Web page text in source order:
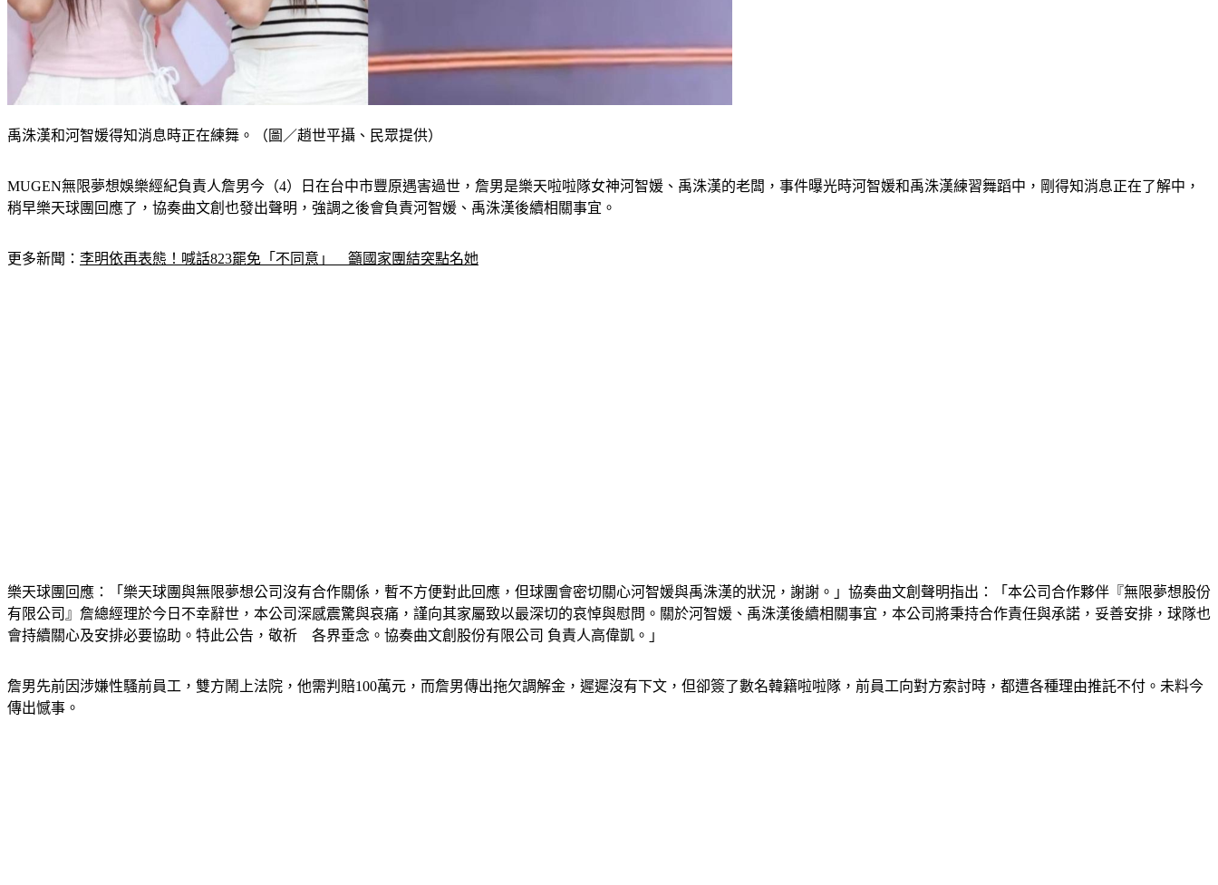
禹洙漢和河智媛得知消息時正在練舞。（圖／趙世平攝、民眾提供）
MUGEN無限夢想娛樂經紀負責人詹男今（4）日在台中市豐原遇害過世，詹男是樂天啦啦隊女神河智媛、禹洙漢的老闆，事件曝光時河智媛和禹洙漢練習舞蹈中，剛得知消息正在了解中，
稍早樂天球團回應了，協奏曲文創也發出聲明，強調之後會負責河智媛、禹洙漢後續相關事宜。
更多新聞： 李明依再表態！喊話823罷免「不同意」　籲國家團結突點名她
樂天球團回應：「樂天球團與無限夢想公司沒有合作關係，暫不方便對此回應，但球團會密切關心河智媛與禹洙漢的狀況，謝謝。」協奏曲文創聲明指出：「本公司合作夥伴『無限夢想股份
有限公司』詹總經理於今日不幸辭世，本公司深感震驚與哀痛，謹向其家屬致以最深切的哀悼與慰問。關於河智媛、禹洙漢後續相關事宜，本公司將秉持合作責任與承諾，妥善安排，球隊也
會持續關心及安排必要協助。特此公告，敬祈　各界垂念。協奏曲文創股份有限公司 負責人高偉凱。」
詹男先前因涉嫌性騷前員工，雙方鬧上法院，他需判賠100萬元，而詹男傳出拖欠調解金，遲遲沒有下文，但卻簽了數名韓籍啦啦隊，前員工向對方索討時，都遭各種理由推託不付。未料今
傳出憾事。